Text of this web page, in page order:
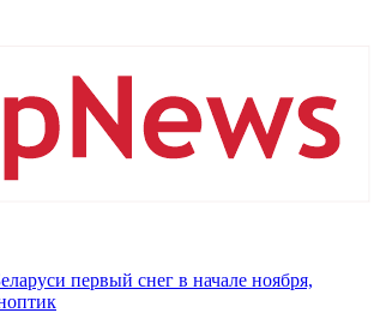
первый снег в начале ноября,